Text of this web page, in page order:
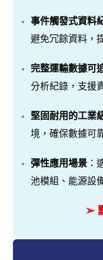
事件觸發式資料
避免冗餘資料，
完整運輸數據可
分析紀錄，支援
堅固耐用的工業
境，確保數據可
彈性應用場景 ：
池模組、能源設
➢